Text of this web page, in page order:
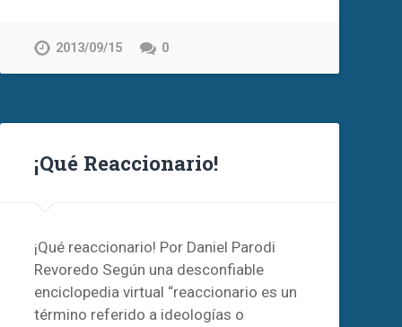
2013/09/15 0
¡Qué Reaccionario!
¡Qué reaccionario! Por Daniel Parodi
Revoredo Según una desconfiable
enciclopedia virtual “reaccionario es un
término referido a ideologías o